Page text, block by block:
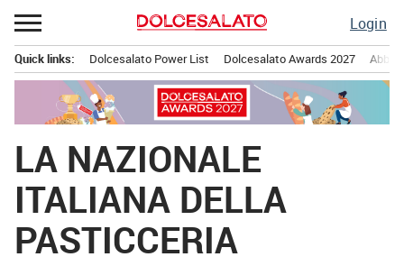
Passa
al
contenuto
Login
principale
Quick links: Dolcesalato Power List Dolcesalato Awards 2027
LA NAZIONALE
ITALIANA DELLA
PASTICCERIA